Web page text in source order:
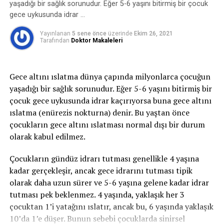
sırasında mesane içindeki basınç artar, idrar tutmayı
sağlayan kaslar ve mekanizmalar bu basınca karşı
koyamaz ve idrar kaçırma oluşur.
2-Sıkışma tipi idrar kaçırma:
yetişememe veya idrarı geciktirememe durumudur ve
idrar bu esnada kaçar. İdrar kaçağı bir damla ila idrarın
tamamını kaçırma derecesinde olabilir. gece idrara
kalkma ihtiyacı belirgindir. Bu tip idrar kaçırma,
enfeksiyon gibi basit problemden; nörolojik bozukluk
veya diyabet gibi daha ciddi durumlardan
3- Taşma inkontinansı: Tamamen boşalmayan bir
mesaneden kapasite dolduktan sonra damla damla
sürekli idrar kaçırmayı ifade eder.
4- Fonksiyonel inkontinans:Fiziksel veya zihinsel bir
yaşadığı bir sağlık sorunudur. Eğer 5-6 yaşını bitirmiş bir çocuk
gece uykusunda idrar …
Yayınlanan 5 sene önce üzerinde Ekim 26, 2021
Tarafından Doktor Makaleleri
Gece altını ıslatma dünya çapında milyonlarca çocuğun
yaşadığı bir sağlık sorunudur. Eğer 5-6 yaşını bitirmiş bir
çocuk gece uykusunda idrar kaçırıyorsa buna gece altını
ıslatma (enürezis nokturna) denir. Bu yaştan önce
çocukların gece altını ıslatması normal dışı bir durum
olarak kabul edilmez.
Çocukların gündüz idrarı tutması genellikle 4 yaşına
kadar gerçekleşir, ancak gece idrarını tutması tipik
olarak daha uzun sürer ve 5-6 yaşına gelene kadar idrar
tutması pek beklenmez. 4 yaşında, yaklaşık her 3
çocuktan 1’i yatağını ıslatır, ancak bu, 6 yaşında yaklaşık
10’da 1’e düşer. Bunun sebebi çocuklarda sinirsel